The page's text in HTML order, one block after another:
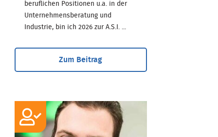
beruflichen Positionen u.a. in der
Unternehmensberatung und
Industrie, bin ich 2026 zur A.S.I. ...
Zum Beitrag